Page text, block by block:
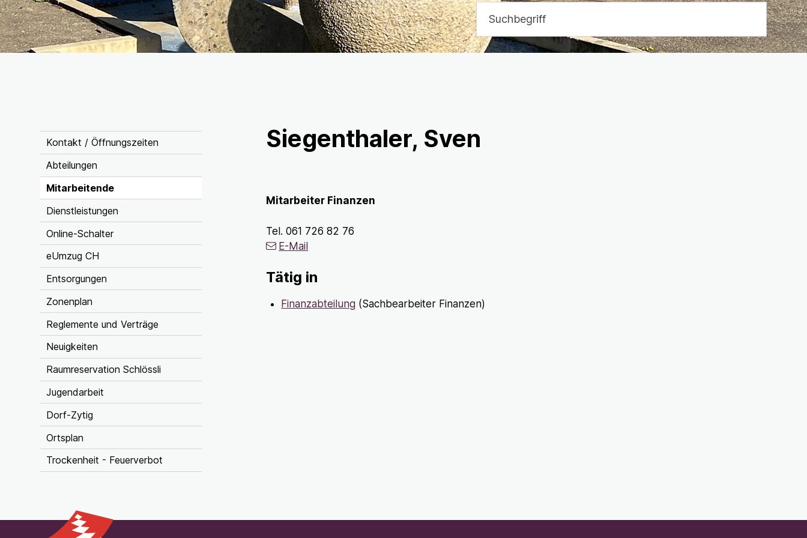
Suchbegriff
Suche
Inhaltsnavigation
Kontakt / Öffnungszeiten
Abteilungen
Mitarbeitende
Dienstleistungen
Online-Schalter
eUmzug CH
Entsorgungen
Zonenplan
Reglemente und Verträge
Neuigkeiten
Raumreservation Schlössli
Jugendarbeit
Dorf-Zytig
Ortsplan
Trockenheit - Feuerverbot
Siegenthaler, Sven
Mitarbeiter Finanzen
Tel. 061 726 82 76
E-Mail
Tätig in
Finanzabteilung (Sachbearbeiter Finanzen)